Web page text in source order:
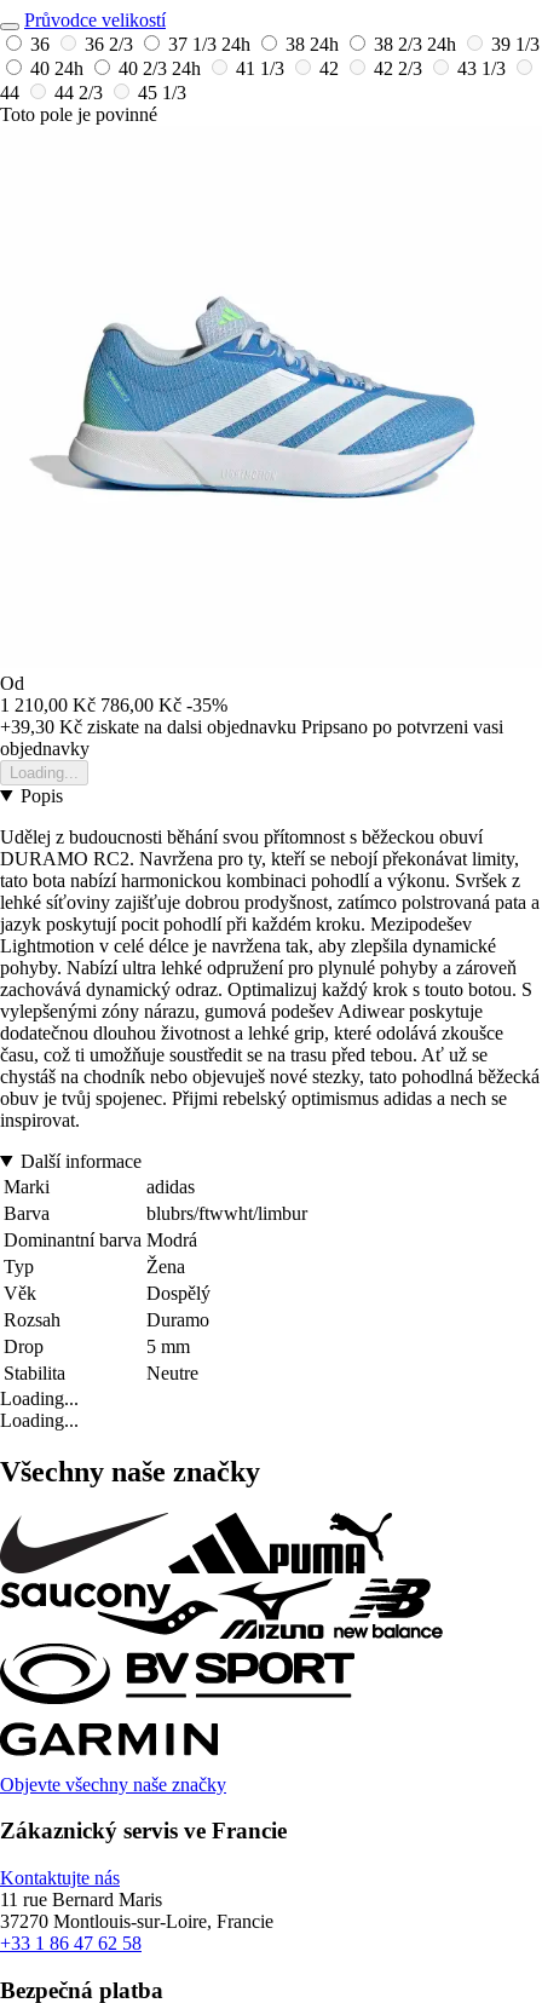
Průvodce velikostí
36
36 2/3 37 1/3 24h 38 24h 38 2/3 24h
39 1/3
40 24h 40 2/3 24h 41 1/3 42 42 2/3
43 1/3
44
44 2/3
45 1/3
Toto pole je povinné
Od
1 210,00 Kč 786,00 Kč -35%
+39,30 Kč ziskate na dalsi objednavku Pripsano po potvrzeni vasi
objednavky
Loading...
Popis
Udělej z budoucnosti běhání svou přítomnost s běžeckou obuví
DURAMO RC2. Navržena pro ty, kteří se nebojí překonávat limity,
tato bota nabízí harmonickou kombinaci pohodlí a výkonu. Svršek z
lehké síťoviny zajišťuje dobrou prodyšnost, zatímco polstrovaná pata a
jazyk poskytují pocit pohodlí při každém kroku. Mezipodešev
Lightmotion v celé délce je navržena tak, aby zlepšila dynamické
pohyby. Nabízí ultra lehké odpružení pro plynulé pohyby a zároveň
zachovává dynamický odraz. Optimalizuj každý krok s touto botou. S
vylepšenými zóny nárazu, gumová podešev Adiwear poskytuje
dodatečnou dlouhou životnost a lehké grip, které odolává zkoušce
času, což ti umožňuje soustředit se na trasu před tebou. Ať už se
chystáš na chodník nebo objevuješ nové stezky, tato pohodlná běžecká
obuv je tvůj spojenec. Přijmi rebelský optimismus adidas a nech se
inspirovat.
Další informace
Marki
adidas
Barva
blubrs/ftwwht/limbur
Dominantní barva Modrá
Typ
Žena
Věk
Dospělý
Rozsah
Duramo
Drop
5 mm
Stabilita
Neutre
Loading...
Loading...
Všechny naše značky
Objevte všechny naše značky
Zákaznický servis ve Francie
Kontaktujte nás
11 rue Bernard Maris
37270 Montlouis-sur-Loire, Francie
+33 1 86 47 62 58
Bezpečná platba